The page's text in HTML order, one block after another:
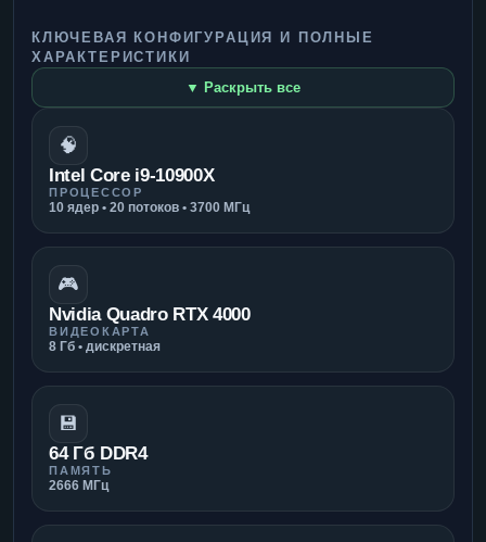
КЛЮЧЕВАЯ КОНФИГУРАЦИЯ И ПОЛНЫЕ
ХАРАКТЕРИСТИКИ
▼ Раскрыть все
🧠
Intel Core i9-10900X
ПРОЦЕССОР
10 ядер • 20 потоков • 3700 МГц
🎮
Nvidia Quadro RTX 4000
ВИДЕОКАРТА
8 Гб • дискретная
💾
64 Гб DDR4
ПАМЯТЬ
2666 МГц